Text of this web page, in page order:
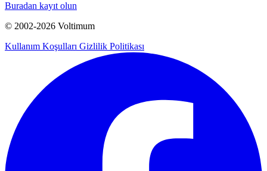
Buradan kayıt olun
© 2002-2026 Voltimum
Kullanım Koşulları Gizlilik Politikası